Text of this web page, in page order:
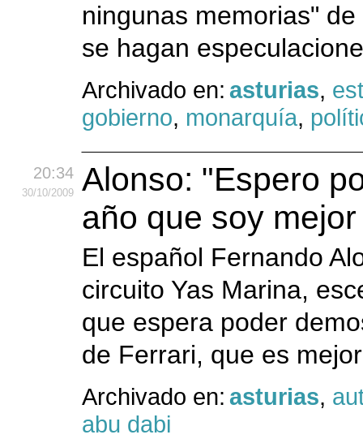
ningunas memorias"
se hagan
Archivado en: asturias,
gobierno, monarquía,
20:34
30/10/2009
Alonso: "Espero
año que soy
El español Fernando
circuito Yas Marina,
que espera poder
de Ferrari, que es
Archivado en: asturias,
abu dabi